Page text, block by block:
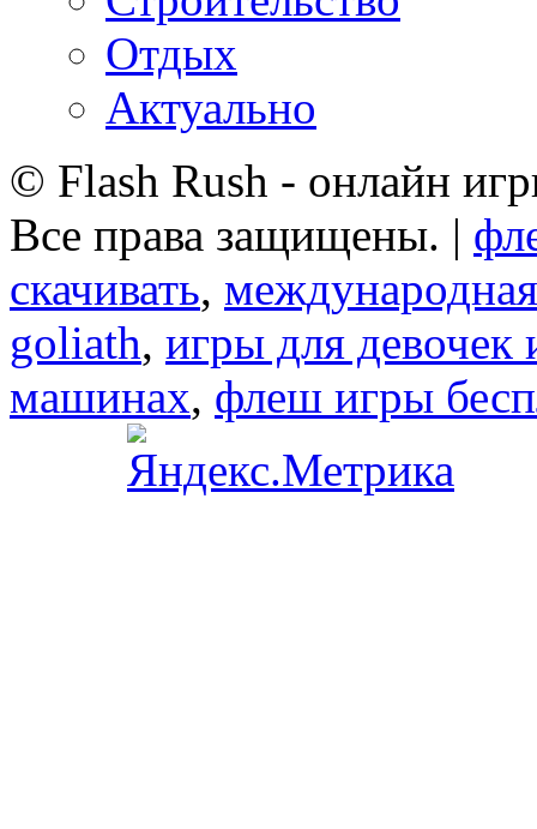
Отдых
Актуально
© Flash Rush - онлайн
Все права защищены. |
скачивать,
goliath, игры для девочек
машинах, флеш игры